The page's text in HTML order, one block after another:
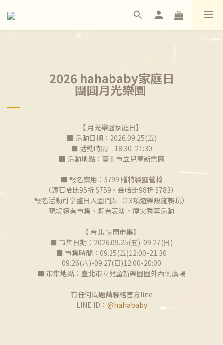
2026 hahababy家庭日
團圓月光樂園
【 月光樂園家庭日】
■ 活動日期：2026.09.25(五)
■ 活動時間：18:30-21:30
■ 活動地點：​臺北市立兒童新樂園
- - -
■ 報名費用：$799 贈特製露營椅
（鑽石哈比95折 $759、金哈比98折 $783）
報名活動可享整日入園門票（13項遊樂設施暢玩）
現場還有市集、舞台表演、煙火秀等活動
- - -
【 台北 快閃市集】
■ 市集日期：2026.09.25(五)-09.27(日)
■ 市集時間：09.25(五)12:00-21:30
09.26(六)-09.27(日)12:00-20:00
■ 市集地點：​臺北市立兒童新樂園園外西側廣場
有任何問題請聯絡官方line
LINE ID： @hahababy